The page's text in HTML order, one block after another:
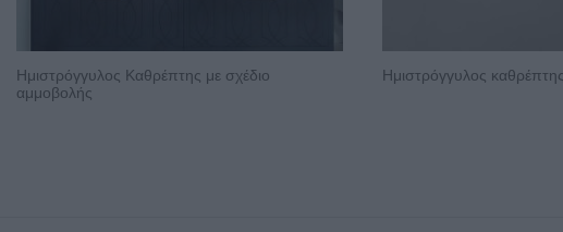
Ημιστρόγγυλος Καθρέπτης με σχέδιο
αμμοβολής
Ημιστρόγγυλος καθρέπτης